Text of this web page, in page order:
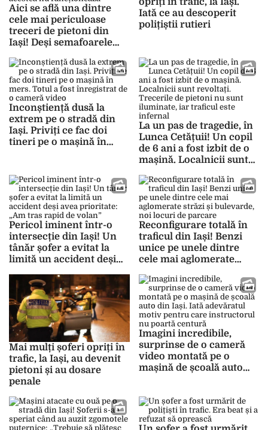
Aici se află una dintre
cele mai periculoase
treceri de pietoni din
Iași! Deși semafoarele
funcționează
Iată ce au descoperit
polițiștii rutieri
Inconștiență dusă la
extrem pe o stradă din
Iași. Priviți ce fac doi
tineri pe o mașină în
video
La un pas de tragedie, în
Lunca Cetățuii! Un copil
de 6 ani a fost izbit de o
mașină. Localnicii sunt
pietoni nu sunt
iluminate, iar traficul
este infernal
Pericol iminent într-o
intersecție din Iași! Un
tânăr șofer a evitat la
limită un accident deși
rapid de volan”
Reconfigurare totală în
traficul din Iași! Benzi
unice pe unele dintre
cele mai aglomerate
locuri de parcare
Mai mulți șoferi opriți în
trafic, la Iași, au devenit
pietoni și au dosare
penale
Imagini incredibile,
surprinse de o cameră
video montată pe o
mașină de școală auto
instructorul nu poartă
centură